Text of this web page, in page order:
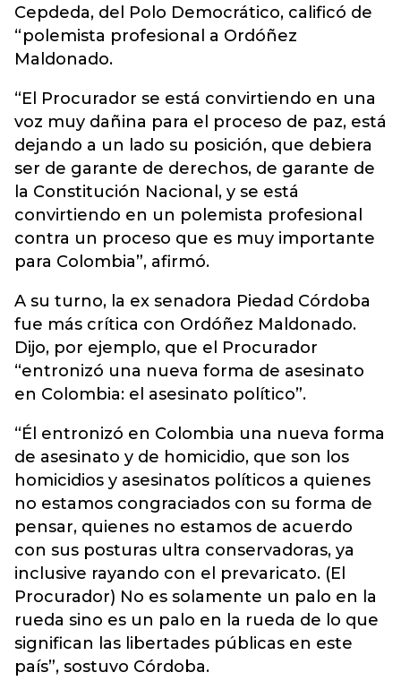
Cepdeda, del Polo Democrático, calificó de
“polemista profesional a Ordóñez
Maldonado.
“El Procurador se está convirtiendo en una
voz muy dañina para el proceso de paz, está
dejando a un lado su posición, que debiera
ser de garante de derechos, de garante de
la Constitución Nacional, y se está
convirtiendo en un polemista profesional
contra un proceso que es muy importante
para Colombia”, afirmó.
A su turno, la ex senadora Piedad Córdoba
fue más crítica con Ordóñez Maldonado.
Dijo, por ejemplo, que el Procurador
“entronizó una nueva forma de asesinato
en Colombia: el asesinato político”.
“Él entronizó en Colombia una nueva forma
de asesinato y de homicidio, que son los
homicidios y asesinatos políticos a quienes
no estamos congraciados con su forma de
pensar, quienes no estamos de acuerdo
con sus posturas ultra conservadoras, ya
inclusive rayando con el prevaricato. (El
Procurador) No es solamente un palo en la
rueda sino es un palo en la rueda de lo que
significan las libertades públicas en este
país”, sostuvo Córdoba.